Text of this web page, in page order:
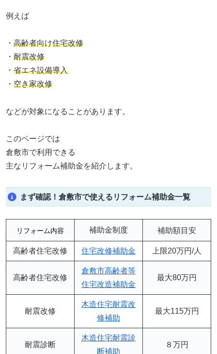
例えば
・ 高齢者向け住宅改修
・ 耐震改修
・ 省エネ設備導入
・ 空き家改修
などが対象になることがあります。
このページでは
倉敷市で利用できる
主なリフォーム補助金を紹介します。
まず確認！倉敷市で使えるリフォーム補助金一覧
リフォーム内容 補助金制度 補助額目安
高齢者住宅改修 住宅改修補助金 上限20万円/人
高齢者住宅改修
倉敷市高齢者等
住宅改造補助金
最大80万円
耐震改修
木造住宅耐震改
修補助
最大115万円
耐震診断
木造住宅耐震診
断補助
８万円